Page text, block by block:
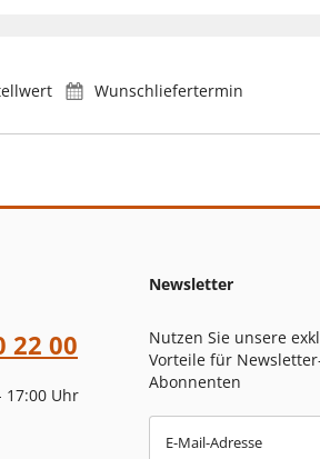
Wunschliefertermin
22 00
17:00 Uhr
Newsletter
Nutzen Sie unsere
Vorteile für
Abonnenten
E-Mail-Adresse